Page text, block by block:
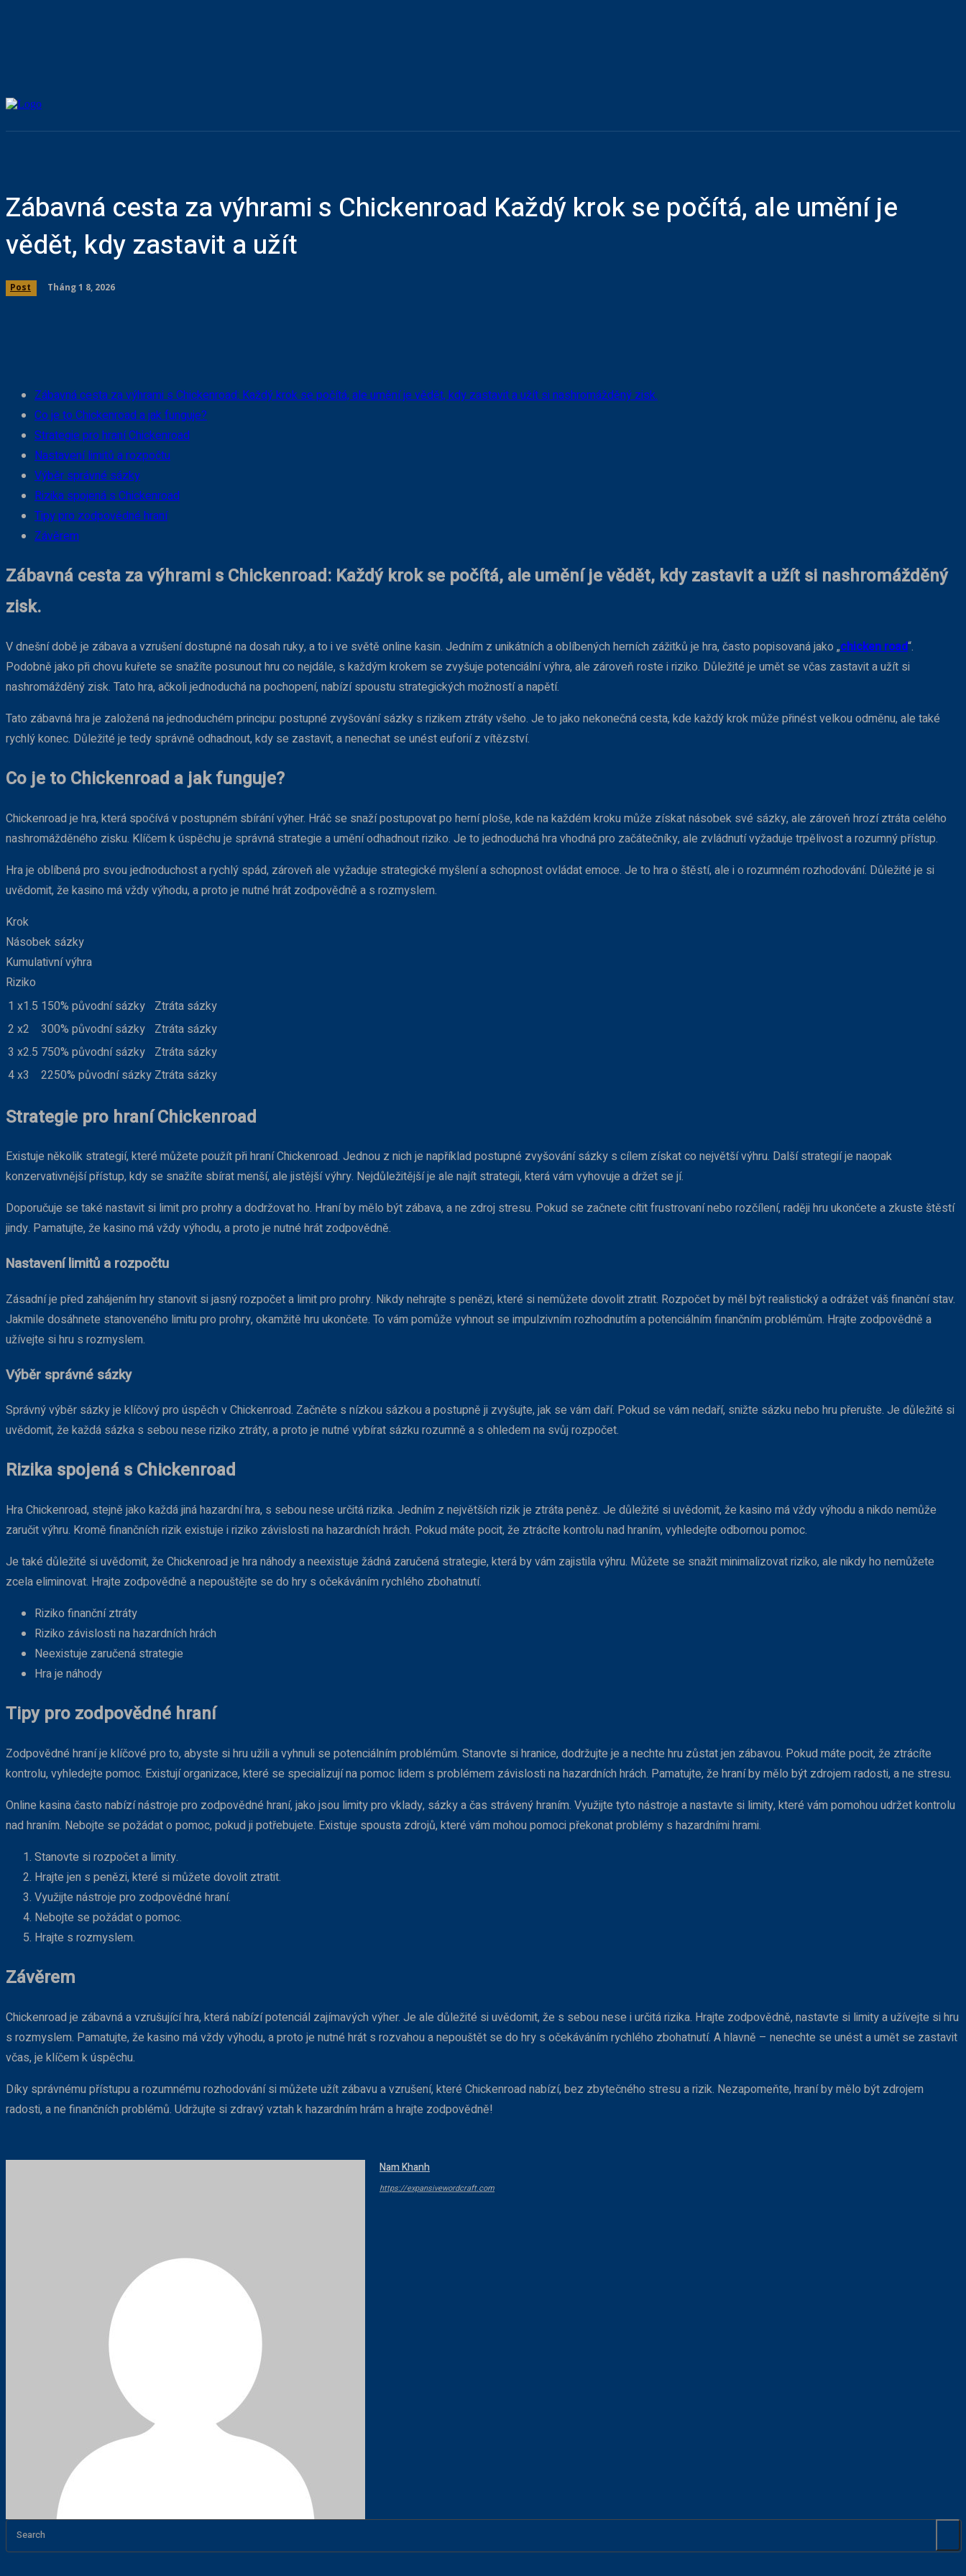
Zábavná cesta za výhrami s Chickenroad Každý krok se počítá, ale umění je
vědět, kdy zastavit a užít
Post Tháng 1 8, 2026
Zábavná cesta za výhrami s Chickenroad: Každý krok se počítá, ale umění je vědět, kdy zastavit a užít si nashromážděný zisk.
Co je to Chickenroad a jak funguje?
Strategie pro hraní Chickenroad
Nastavení limitů a rozpočtu
Výběr správné sázky
Rizika spojená s Chickenroad
Tipy pro zodpovědné hraní
Závěrem
Zábavná cesta za výhrami s Chickenroad: Každý krok se počítá, ale umění je vědět, kdy zastavit a užít si nashromážděný
zisk.
V dnešní době je zábava a vzrušení dostupné na dosah ruky, a to i ve světě online kasin. Jedním z unikátních a oblíbených herních zážitků je hra, často popisovaná jako „chicken road“.
Podobně jako při chovu kuřete se snažíte posunout hru co nejdále, s každým krokem se zvyšuje potenciální výhra, ale zároveň roste i riziko. Důležité je umět se včas zastavit a užít si
nashromážděný zisk. Tato hra, ačkoli jednoduchá na pochopení, nabízí spoustu strategických možností a napětí.
Tato zábavná hra je založená na jednoduchém principu: postupné zvyšování sázky s rizikem ztráty všeho. Je to jako nekonečná cesta, kde každý krok může přinést velkou odměnu, ale také
rychlý konec. Důležité je tedy správně odhadnout, kdy se zastavit, a nenechat se unést euforií z vítězství.
Co je to Chickenroad a jak funguje?
Chickenroad je hra, která spočívá v postupném sbírání výher. Hráč se snaží postupovat po herní ploše, kde na každém kroku může získat násobek své sázky, ale zároveň hrozí ztráta celého
nashromážděného zisku. Klíčem k úspěchu je správná strategie a umění odhadnout riziko. Je to jednoduchá hra vhodná pro začátečníky, ale zvládnutí vyžaduje trpělivost a rozumný přístup.
Hra je oblíbená pro svou jednoduchost a rychlý spád, zároveň ale vyžaduje strategické myšlení a schopnost ovládat emoce. Je to hra o štěstí, ale i o rozumném rozhodování. Důležité je si
uvědomit, že kasino má vždy výhodu, a proto je nutné hrát zodpovědně a s rozmyslem.
Krok
Násobek sázky
Kumulativní výhra
Riziko
1 x1.5 150% původní sázky Ztráta sázky
2 x2 300% původní sázky Ztráta sázky
3 x2.5 750% původní sázky Ztráta sázky
4x3 2250% původní sázky Ztráta sázky
Strategie pro hraní Chickenroad
Existuje několik strategií, které můžete použít při hraní Chickenroad. Jednou z nich je například postupné zvyšování sázky s cílem získat co největší výhru. Další strategií je naopak
konzervativnější přístup, kdy se snažíte sbírat menší, ale jistější výhry. Nejdůležitější je ale najít strategii, která vám vyhovuje a držet se jí.
Doporučuje se také nastavit si limit pro prohry a dodržovat ho. Hraní by mělo být zábava, a ne zdroj stresu. Pokud se začnete cítit frustrovaní nebo rozčílení, raději hru ukončete a zkuste štěstí
jindy. Pamatujte, že kasino má vždy výhodu, a proto je nutné hrát zodpovědně.
Nastavení limitů a rozpočtu
Zásadní je před zahájením hry stanovit si jasný rozpočet a limit pro prohry. Nikdy nehrajte s penězi, které si nemůžete dovolit ztratit. Rozpočet by měl být realistický a odrážet váš finanční stav.
Jakmile dosáhnete stanoveného limitu pro prohry, okamžitě hru ukončete. To vám pomůže vyhnout se impulzivním rozhodnutím a potenciálním finančním problémům. Hrajte zodpovědně a
užívejte si hru s rozmyslem.
Výběr správné sázky
Správný výběr sázky je klíčový pro úspěch v Chickenroad. Začněte s nízkou sázkou a postupně ji zvyšujte, jak se vám daří. Pokud se vám nedaří, snižte sázku nebo hru přerušte. Je důležité si
uvědomit, že každá sázka s sebou nese riziko ztráty, a proto je nutné vybírat sázku rozumně a s ohledem na svůj rozpočet.
Rizika spojená s Chickenroad
Hra Chickenroad, stejně jako každá jiná hazardní hra, s sebou nese určitá rizika. Jedním z největších rizik je ztráta peněz. Je důležité si uvědomit, že kasino má vždy výhodu a nikdo nemůže
zaručit výhru. Kromě finančních rizik existuje i riziko závislosti na hazardních hrách. Pokud máte pocit, že ztrácíte kontrolu nad hraním, vyhledejte odbornou pomoc.
Je také důležité si uvědomit, že Chickenroad je hra náhody a neexistuje žádná zaručená strategie, která by vám zajistila výhru. Můžete se snažit minimalizovat riziko, ale nikdy ho nemůžete
zcela eliminovat. Hrajte zodpovědně a nepouštějte se do hry s očekáváním rychlého zbohatnutí.
Riziko finanční ztráty
Riziko závislosti na hazardních hrách
Neexistuje zaručená strategie
Hra je náhody
Tipy pro zodpovědné hraní
Zodpovědné hraní je klíčové pro to, abyste si hru užili a vyhnuli se potenciálním problémům. Stanovte si hranice, dodržujte je a nechte hru zůstat jen zábavou. Pokud máte pocit, že ztrácíte
kontrolu, vyhledejte pomoc. Existují organizace, které se specializují na pomoc lidem s problémem závislosti na hazardních hrách. Pamatujte, že hraní by mělo být zdrojem radosti, a ne stresu.
Online kasina často nabízí nástroje pro zodpovědné hraní, jako jsou limity pro vklady, sázky a čas strávený hraním. Využijte tyto nástroje a nastavte si limity, které vám pomohou udržet kontrolu
nad hraním. Nebojte se požádat o pomoc, pokud ji potřebujete. Existuje spousta zdrojů, které vám mohou pomoci překonat problémy s hazardními hrami.
Stanovte si rozpočet a limity.
Hrajte jen s penězi, které si můžete dovolit ztratit.
Využijte nástroje pro zodpovědné hraní.
Nebojte se požádat o pomoc.
Hrajte s rozmyslem.
Závěrem
Chickenroad je zábavná a vzrušující hra, která nabízí potenciál zajímavých výher. Je ale důležité si uvědomit, že s sebou nese i určitá rizika. Hrajte zodpovědně, nastavte si limity a užívejte si hru
s rozmyslem. Pamatujte, že kasino má vždy výhodu, a proto je nutné hrát s rozvahou a nepouštět se do hry s očekáváním rychlého zbohatnutí. A hlavně – nenechte se unést a umět se zastavit
včas, je klíčem k úspěchu.
Díky správnému přístupu a rozumnému rozhodování si můžete užít zábavu a vzrušení, které Chickenroad nabízí, bez zbytečného stresu a rizik. Nezapomeňte, hraní by mělo být zdrojem
radosti, a ne finančních problémů. Udržujte si zdravý vztah k hazardním hrám a hrajte zodpovědně!
Nam Khanh
https://expansivewordcraft.com
Search